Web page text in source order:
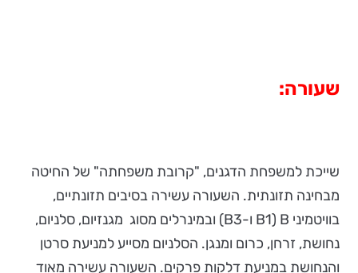
שעורה:
שייכת למשפחת הדגנים, "קרובת משפחתה" של החיטה
מבחינה תזונתית. השעורה עשירה בסיבים תזונתיים,
בוויטמיני B (B1 ו-B3) ובמינרלים מסוג מגנזיום, סלניום,
נחושת, זרחן, כרום ומנגן. הסלניום מסייע למניעת סרטן
והנחושת במניעת דלקות פרקים. השעורה עשירה מאוד